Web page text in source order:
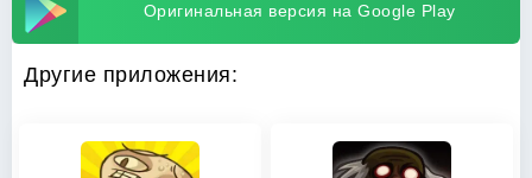
Оригинальная версия на Google Play
Другие приложения: